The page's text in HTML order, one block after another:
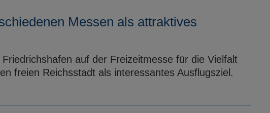
Messen als attraktives
auf der Freizeitmesse für die Vielfalt
freien Reichsstadt als interessantes Ausflugsziel.